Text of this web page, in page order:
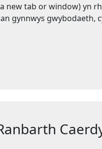
new tab or window) yn
gynnwys gwybodaeth,